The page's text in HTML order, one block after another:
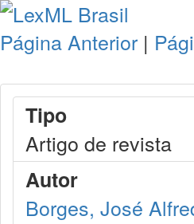
Página Anterior |
Tipo
Artigo de revista
Autor
Borges, José